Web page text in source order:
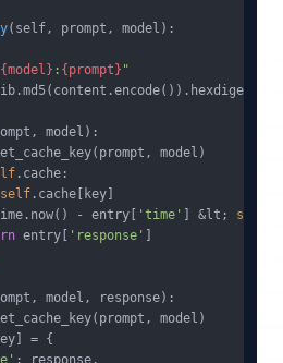
( self, prompt, model ):
{model} : {prompt} "
model ):
model)
.cache:
self .cache[key]
- entry[ 'time' ] &lt; self
entry[ 'response' ]
model, response):
model)
= {
: response,